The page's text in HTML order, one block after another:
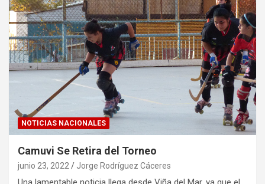
NOTICIAS NACIONALES
Camuvi Se Retira del Torneo
junio 23, 2022 Jorge Rodríguez Cáceres